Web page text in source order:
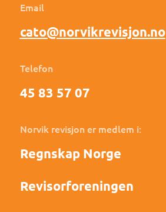
Email
cato@norvikrevisjon.no
Telefon
45 83 57 07
Norvik revisjon er medlem i:
Regnskap Norge
Revisorforeningen